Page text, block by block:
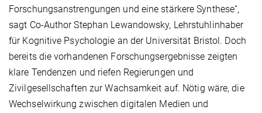
Forschungsanstrengungen und eine stärkere Synthese“,
sagt Co-Author Stephan Lewandowsky, Lehrstuhlinhaber
für Kognitive Psychologie an der Universität Bristol. Doch
bereits die vorhandenen Forschungsergebnisse zeigten
klare Tendenzen und riefen Regierungen und
Zivilgesellschaften zur Wachsamkeit auf. Nötig wäre, die
Wechselwirkung zwischen digitalen Medien und